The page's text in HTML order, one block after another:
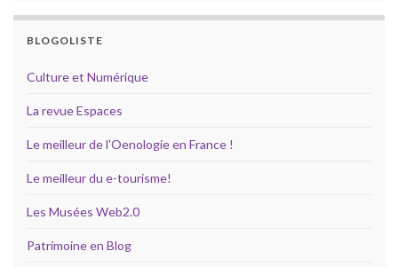
BLOGOLISTE
Culture et Numérique
La revue Espaces
Le meilleur de l'Oenologie en France !
Le meilleur du e-tourisme!
Les Musées Web2.0
Patrimoine en Blog